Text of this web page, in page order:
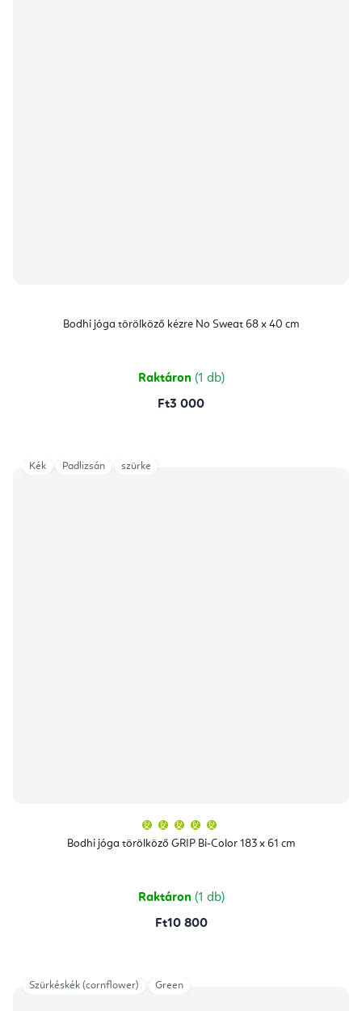
Bodhi jóga törölköző kézre No Sweat 68 x 40 cm
Raktáron (1 db)
Ft3 000
Bodhi jóga törölköző GRIP Bi-Color 183 x 61 cm
átlagos
értékelése
csillag.
Raktáron (1 db)
Ft10 800
Kék Padlizsán szürke
Szürkéskék (cornflower) Green